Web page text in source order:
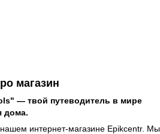
магазин
― твой путеводитель в мире
дома.
нашем интернет-магазине Epikcentr. Мы